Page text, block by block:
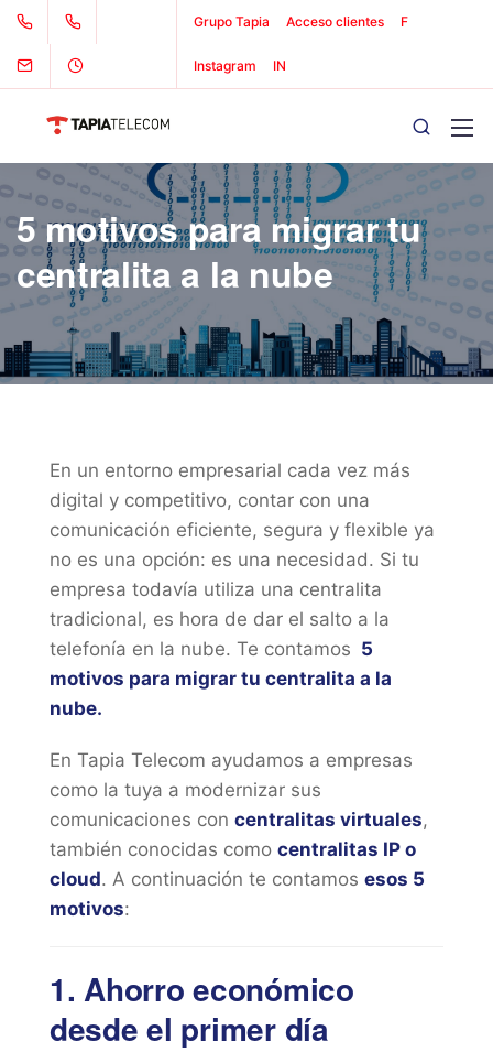
Grupo Tapia Acceso clientes F
Instagram IN
5 motivos para migrar tu
centralita a la nube
En un entorno empresarial cada vez más
digital y competitivo, contar con una
comunicación eficiente, segura y flexible ya
no es una opción: es una necesidad. Si tu
empresa todavía utiliza una centralita
tradicional, es hora de dar el salto a la
telefonía en la nube. Te contamos 5
motivos para migrar tu centralita a la
nube.
En Tapia Telecom ayudamos a empresas
como la tuya a modernizar sus
comunicaciones con centralitas virtuales,
también conocidas como centralitas IP o
cloud. A continuación te contamos esos 5
motivos:
1. Ahorro económico
desde el primer día